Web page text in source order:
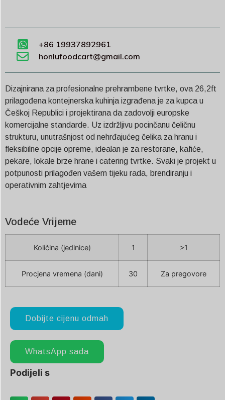
+86 19937892961
honlufoodcart@gmail.com
Dizajnirana za profesionalne prehrambene tvrtke, ova 26,2ft
prilagođena kontejnerska kuhinja izgrađena je za kupca u
Češkoj Republici i projektirana da zadovolji europske
komercijalne standarde. Uz izdržljivu pocinčanu čeličnu
strukturu, unutrašnjost od nehrđajućeg čelika za hranu i
fleksibilne opcije opreme, idealan je za restorane, kafiće,
pekare, lokale brze hrane i catering tvrtke. Svaki je projekt u
potpunosti prilagođen vašem tijeku rada, brendiranju i
operativnim zahtjevima
Vodeće Vrijeme
Količina (jedinice) 1 >1
Procjena vremena (dani) 30 Za pregovore
Dobijte cijenu odmah
WhatsApp sada
Podijeli s